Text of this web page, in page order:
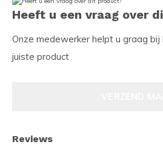
Heeft u een vraag over
Onze medewerker helpt u graag
juiste product
Reviews